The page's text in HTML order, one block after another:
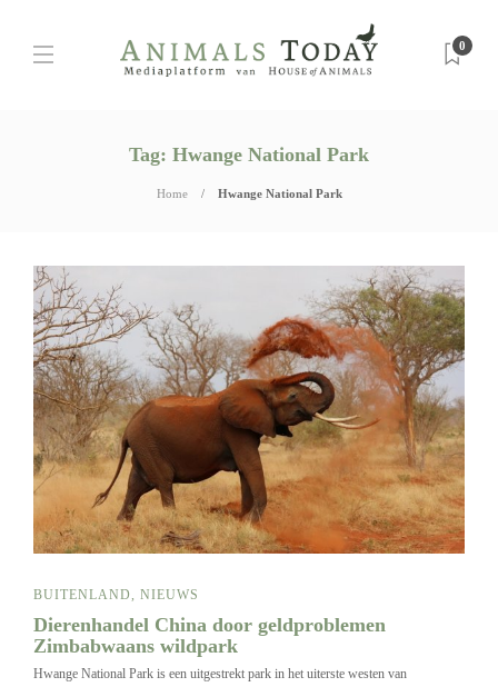
0
Tag: Hwange National Park
Home Hwange National Park
BUITENLAND NIEUWS
Dierenhandel China door geldproblemen
Zimbabwaans wildpark
Hwange National Park is een uitgestrekt park in het uiterste westen van